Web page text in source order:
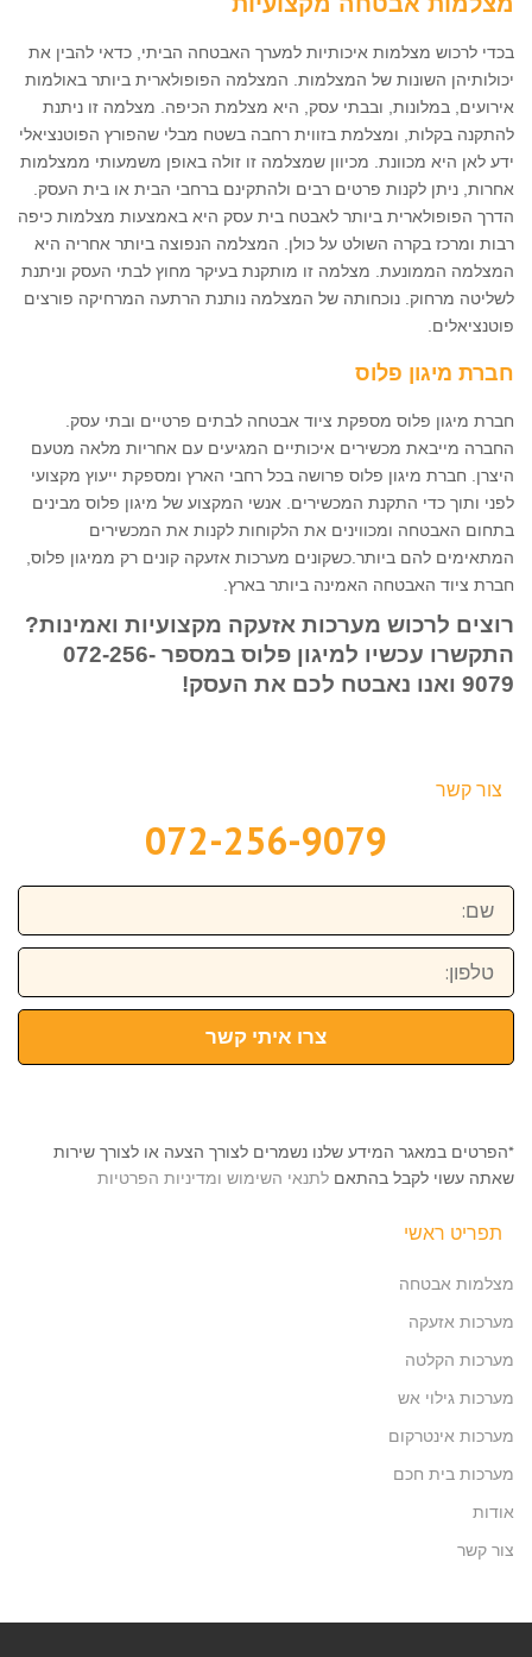
בכדי לרכוש מצלמות איכותיות למערך האבטחה הביתי, כדאי להבין את
יכולותיהן השונות של המצלמות. המצלמה הפופולארית ביותר באולמות
אירועים, במלונות, ובבתי עסק, היא מצלמת הכיפה. מצלמה זו ניתנת
להתקנה בקלות, ומצלמת בזווית רחבה בשטח מבלי שהפורץ הפוטנציאלי
ידע לאן היא מכוונת. מכיוון שמצלמה זו זולה באופן משמעותי ממצלמות
אחרות, ניתן לקנות פרטים רבים ולהתקינם ברחבי הבית או בית העסק.
הדרך הפופולארית ביותר לאבטח בית עסק היא באמצעות מצלמות כיפה
רבות ומרכז בקרה השולט על כולן. המצלמה הנפוצה ביותר אחריה היא
המצלמה הממונעת. מצלמה זו מותקנת בעיקר מחוץ לבתי העסק וניתנת
לשליטה מרחוק. נוכחותה של המצלמה נותנת הרתעה המרחיקה פורצים
פוטנציאלים.
חברת מיגון פלוס
חברת מיגון פלוס מספקת ציוד אבטחה לבתים פרטיים ובתי עסק.
החברה מייבאת מכשירים איכותיים המגיעים עם אחריות מלאה מטעם
היצרן. חברת מיגון פלוס פרושה בכל רחבי הארץ ומספקת ייעוץ מקצועי
לפני ותוך כדי התקנת המכשירים. אנשי המקצוע של מיגון פלוס מבינים
בתחום האבטחה ומכווינים את הלקוחות לקנות את המכשירים
המתאימים להם ביותר.כשקונים מערכות אזעקה קונים רק ממיגון פלוס,
חברת ציוד האבטחה האמינה ביותר בארץ.
רוצים לרכוש מערכות אזעקה מקצועיות ואמינות?
התקשרו עכשיו למיגון פלוס במספר 072-256-
9079 ואנו נאבטח לכם את העסק!
צור קשר
072-256-9079
שם:
טלפון:
צרו איתי קשר
*הפרטים במאגר המידע שלנו נשמרים לצורך הצעה או לצורך שירות
שאתה עשוי לקבל בהתאם לתנאי השימוש ומדיניות הפרטיות
תפריט ראשי
מצלמות אבטחה
מערכות אזעקה
מערכות הקלטה
מערכות גילוי אש
מערכות אינטרקום
מערכות בית חכם
אודות
צור קשר